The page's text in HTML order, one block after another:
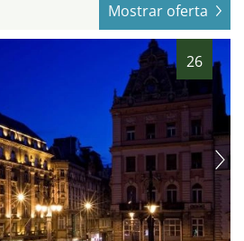
Mostrar oferta
26